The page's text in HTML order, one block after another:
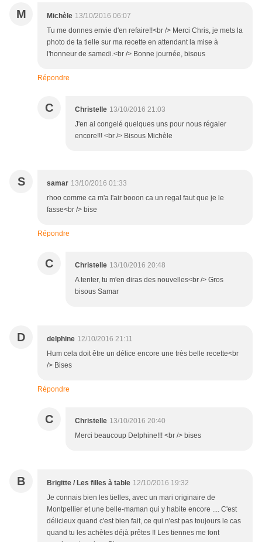
M Michèle 13/10/2016 06:07
Tu me donnes envie d'en refaire!!<br /> Merci Chris, je mets la
photo de ta tielle sur ma recette en attendant la mise à
l'honneur de samedi.<br /> Bonne journée, bisous
Répondre
C Christelle 13/10/2016 21:03
J'en ai congelé quelques uns pour nous régaler
encore!!! <br /> Bisous Michèle
S samar 13/10/2016 01:33
rhoo comme ca m'a l'air booon ca un regal faut que je le
fasse<br /> bise
Répondre
C Christelle 13/10/2016 20:48
A tenter, tu m'en diras des nouvelles<br /> Gros
bisous Samar
D delphine 12/10/2016 21:11
Hum cela doit être un délice encore une très belle recette<br
/> Bises
Répondre
C Christelle 13/10/2016 20:40
Merci beaucoup Delphine!!! <br /> bises
B Brigitte / Les filles à table 12/10/2016 19:32
Je connais bien les tielles, avec un mari originaire de
Montpellier et une belle-maman qui y habite encore .... C'est
délicieux quand c'est bien fait, ce qui n'est pas toujours le cas
quand tu les achètes déjà prêtes !! Les tiennes me font